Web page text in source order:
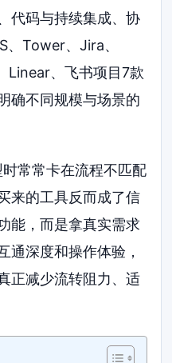
代码与持续集成、协
、Tower、Jira、
Linear、飞书项目7款
确不同规模与场景的
常常卡在流程不匹配
来的工具反而成了信
能，而是拿真实需求
通深度和操作体验，
正减少流转阻力、适